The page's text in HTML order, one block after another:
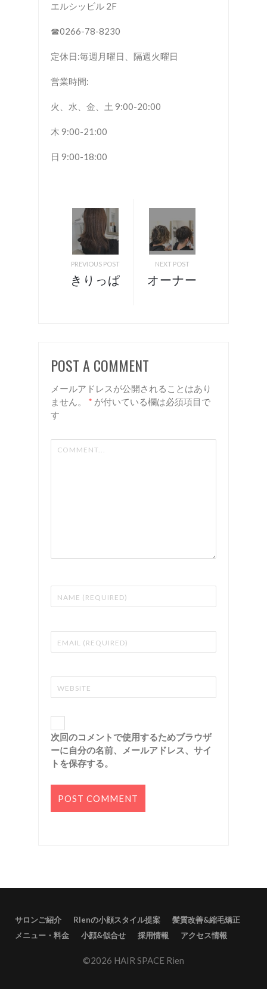
エルシッビル 2F
☎︎0266-78-8230
定休日:毎週月曜日、隔週火曜日
営業時間:
火、水、金、土 9:00-20:00
木 9:00-21:00
日 9:00-18:00
PREVIOUS POST
きりっぱ
に！ 諏
訪 岡谷
美容室
NEXT POST
オーナー
POST A COMMENT
メールアドレスが公開されることはあり
ません。
* が付いている欄は必須項目で
す
次回のコメントで使用するためブラウザ
ーに自分の名前、メールアドレス、サイ
トを保存する。
サロンご紹介 RIenの小顔スタイル提案
髪質改善&縮毛矯正
メニュー・料金
小顔&似合せ 採用情報 アクセス情報
©2026 HAIR SPACE Rien